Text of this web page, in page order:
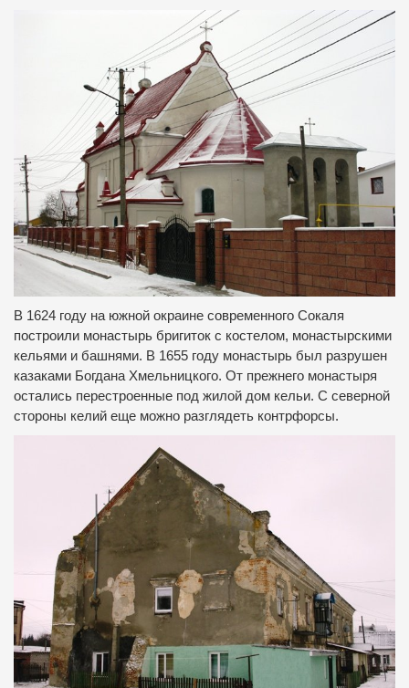
В 1624 году на южной окраине современного Сокаля
построили монастырь бригиток с костелом, монастырскими
кельями и башнями. В 1655 году монастырь был разрушен
казаками Богдана Хмельницкого. От прежнего монастыря
остались перестроенные под жилой дом кельи. С северной
стороны келий еще можно разглядеть контрфорсы.